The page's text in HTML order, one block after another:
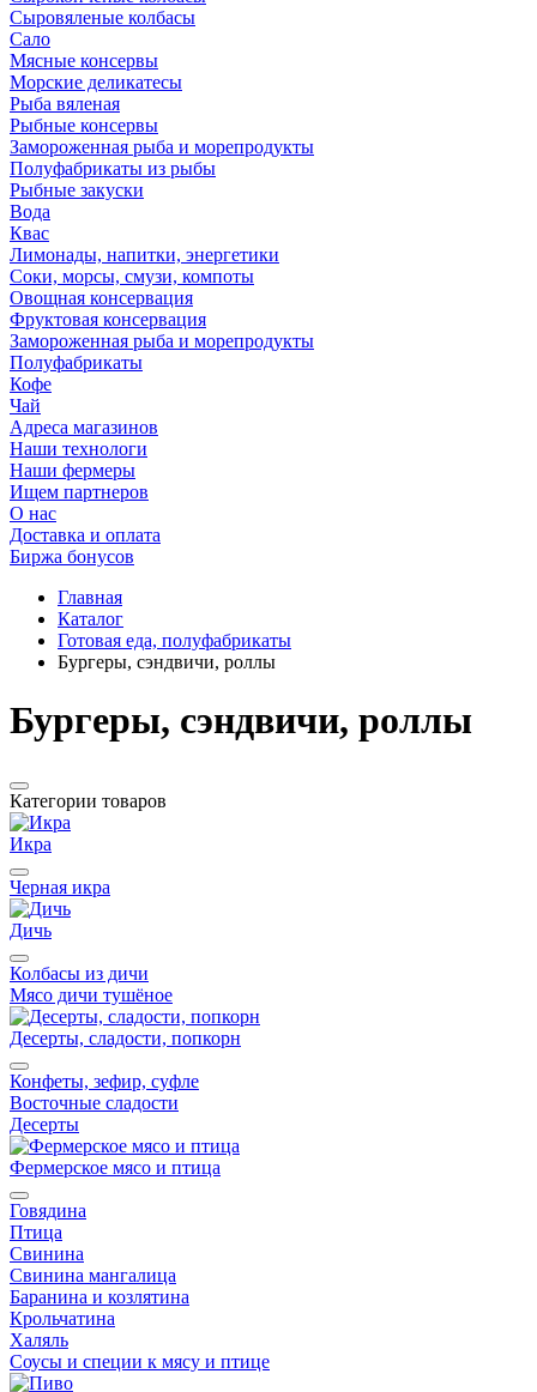
Сыровяленые колбасы
Сало
Мясные консервы
Морские деликатесы
Рыба вяленая
Рыбные консервы
Замороженная рыба и морепродукты
Полуфабрикаты из рыбы
Рыбные закуски
Вода
Квас
Лимонады, напитки, энергетики
Соки, морсы, смузи, компоты
Овощная консервация
Фруктовая консервация
Замороженная рыба и морепродукты
Полуфабрикаты
Кофе
Чай
Адреса магазинов
Наши технологи
Наши фермеры
Ищем партнеров
О нас
Доставка и оплата
Биржа бонусов
Главная
Каталог
Готовая еда, полуфабрикаты
Бургеры, сэндвичи, роллы
Бургеры, сэндвичи, роллы
Категории товаров
Икра
Черная икра
Дичь
Колбасы из дичи
Мясо дичи тушёное
Десерты, сладости, попкорн
Конфеты, зефир, суфле
Восточные сладости
Десерты
Фермерское мясо и птица
Говядина
Птица
Свинина
Свинина мангалица
Баранина и козлятина
Крольчатина
Халяль
Соусы и специи к мясу и птице